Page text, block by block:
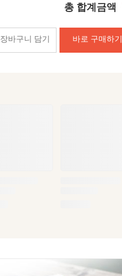
총 합계금액
장바구니 담기 바로 구매하기